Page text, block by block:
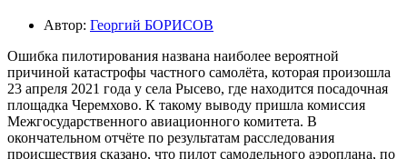
Автор: Георгий БОРИСОВ
Ошибка пилотирования названа наиболее вероятной
причиной катастрофы частного самолёта, которая произошла
23 апреля 2021 года у села Рысево, где находится посадочная
площадка Черемхово. К такому выводу пришла комиссия
Межгосударственного авиационного комитета. В
окончательном отчёте по результатам расследования
происшествия сказано, что пилот самодельного аэроплана, по